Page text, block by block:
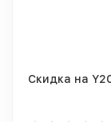
Скидка на